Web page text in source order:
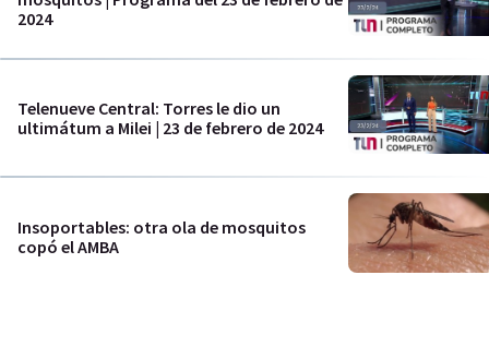
2024
Telenueve Central: Torres le dio un
ultimátum a Milei | 23 de febrero de 2024
Insoportables: otra ola de mosquitos
copó el AMBA